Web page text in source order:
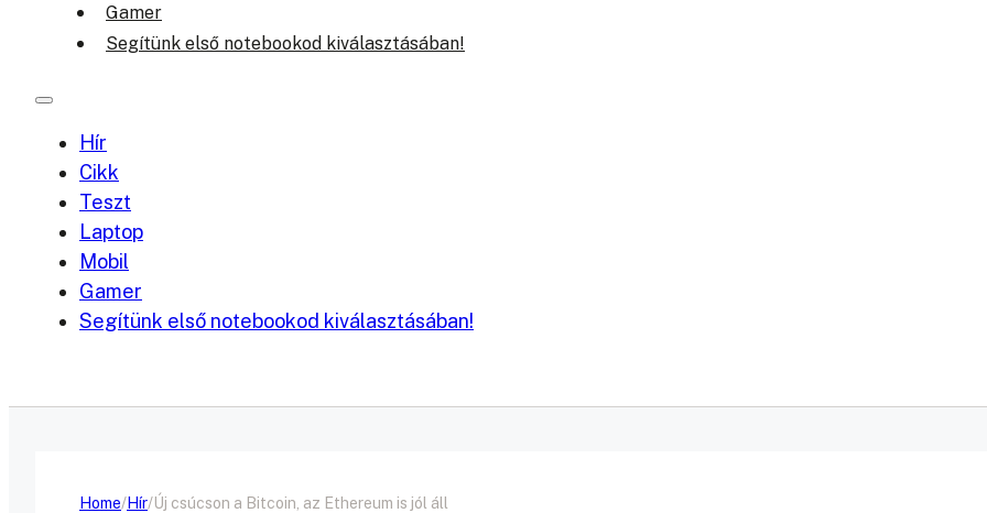
Gamer
Segítünk első notebookod kiválasztásában!
Hír
Cikk
Teszt
Laptop
Mobil
Gamer
Segítünk első notebookod kiválasztásában!
Home Hír Új csúcson a Bitcoin, az Ethereum is jól áll